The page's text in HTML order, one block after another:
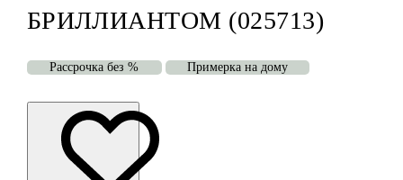
БРИЛЛИАНТОМ (025713)
Рассрочка без % Примерка на дому